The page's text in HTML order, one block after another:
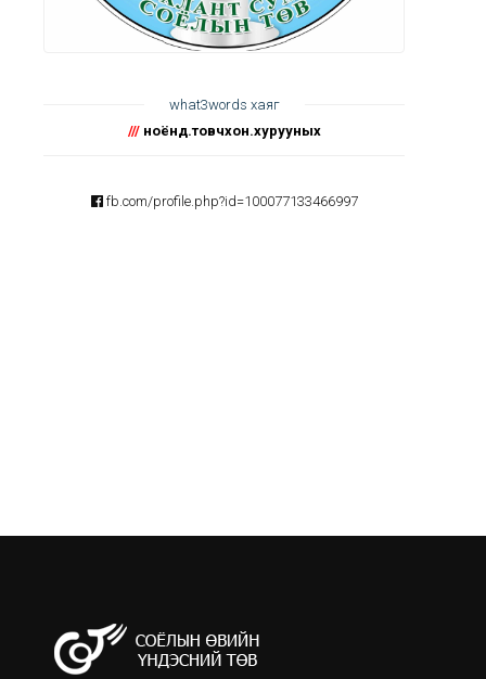
what3words хаяг
/// ноёнд.товчхон.хурууных
fb.com/profile.php?id=100077133466997